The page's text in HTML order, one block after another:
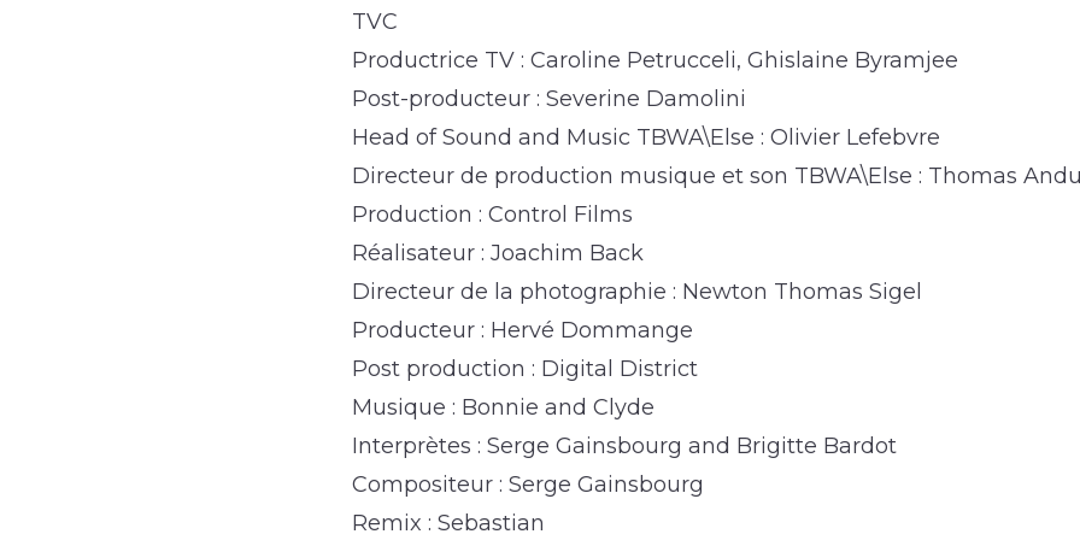
TVC
Productrice TV : Caroline Petrucceli, Ghislaine Byramjee
Post-producteur : Severine Damolini
Head of Sound and Music TBWA\Else : Olivier Lefebvre
Directeur de production musique et son TBWA\Else : Thomas
Production : Control Films
Réalisateur : Joachim Back
Directeur de la photographie : Newton Thomas Sigel
Producteur : Hervé Dommange
Post production : Digital District
Musique : Bonnie and Clyde
Interprètes : Serge Gainsbourg and Brigitte Bardot
Compositeur : Serge Gainsbourg
Remix : Sebastian